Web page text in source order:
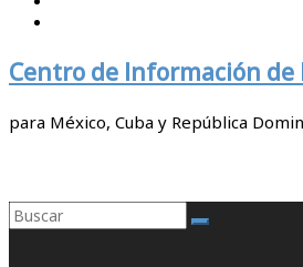
Centro de Información de
para México, Cuba y República